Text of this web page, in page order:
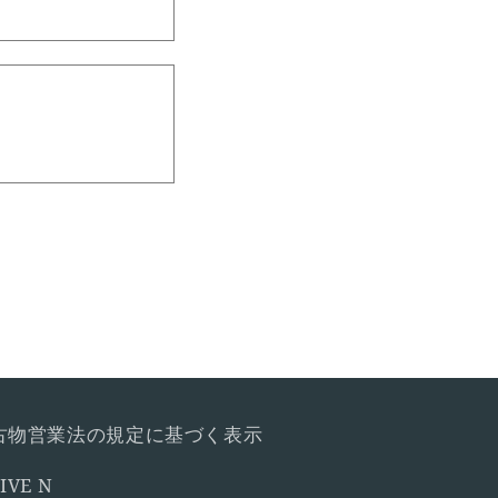
物営業法の規定に基づく表示
N